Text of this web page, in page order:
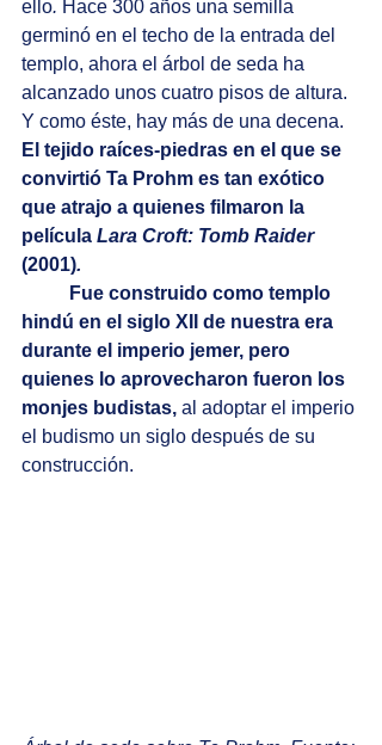
ello. Hace 300 años una semilla
germinó en el techo de la entrada del
templo, ahora el árbol de seda ha
alcanzado unos cuatro pisos de altura.
Y como éste, hay más de una decena.
El tejido raíces-piedras en el que se
convirtió Ta Prohm es tan exótico
que atrajo a quienes filmaron la
película Lara Croft: Tomb Raider
(2001).
Fue construido como templo
hindú en el siglo XII de nuestra era
durante el imperio jemer, pero
quienes lo aprovecharon fueron los
monjes budistas, al adoptar el imperio
el budismo un siglo después de su
construcción.